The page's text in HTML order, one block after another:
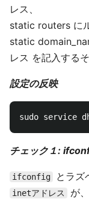
レス、
static routers に
static
レス を記入する
設定の反映
チェック１:
ifconfig とラズ
inetアドレス
が